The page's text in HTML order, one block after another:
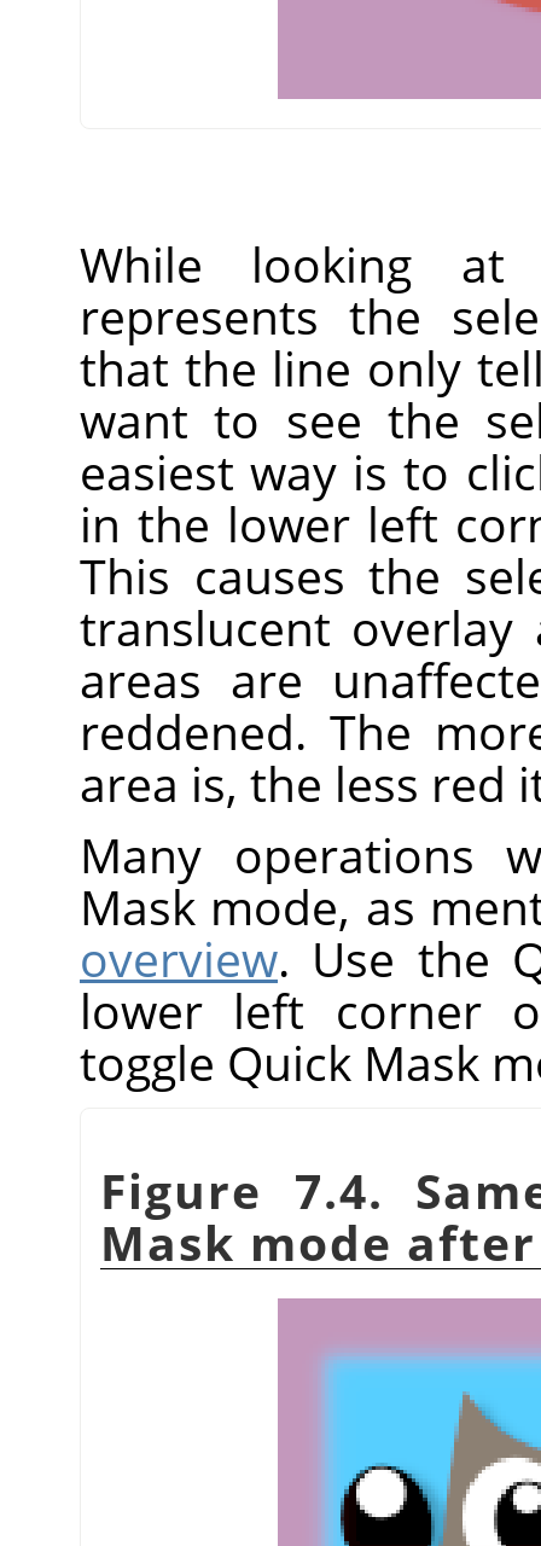
While looking
represents the
that the line only
want to see the
easiest way is to
in the lower left
This causes the
translucent overlay
areas are
reddened. The
area is, the less red
Many operations
Mask mode, as
overview. Use the
lower left corner
toggle Quick Mask
Figure 7.4.
Mask mode